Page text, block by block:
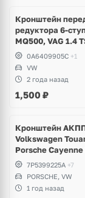
Кронштейн
редуктора 6-
MQ500, VAG 1.4
Volkswagen
0A6409905C +1
VW
2 года назад
1,500 ₽
Кронштейн АКПП
Volkswagen
Porsche Cayenne
Hybrid, V6 3.0
7P5399225A +7
PORSCHE, VW
1 год назад